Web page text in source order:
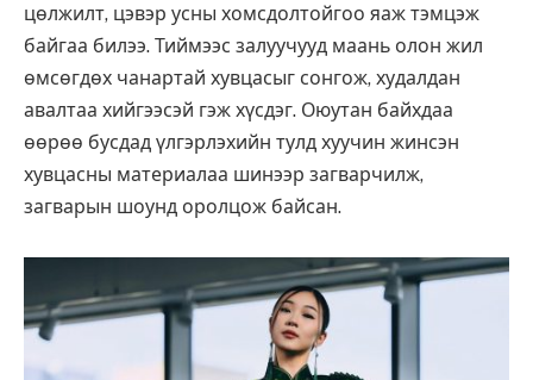
цөлжилт, цэвэр усны хомсдолтойгоо яаж тэмцэж
байгаа билээ. Тиймээс залуучууд маань олон жил
өмсөгдөх чанартай хувцасыг сонгож, худалдан
авалтаа хийгээсэй гэж хүсдэг. Оюутан байхдаа
өөрөө бусдад үлгэрлэхийн тулд хуучин жинсэн
хувцасны материалаа шинээр загварчилж,
загварын шоунд оролцож байсан.